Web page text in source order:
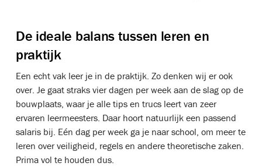
De ideale balans tussen leren en
praktijk
Een echt vak leer je in de praktijk. Zo denken wij er ook
over. Je gaat straks vier dagen per week aan de slag op de
bouwplaats, waar je alle tips en trucs leert van zeer
ervaren leermeesters. Daar hoort natuurlijk een passend
salaris bij. Eén dag per week ga je naar school, om meer te
leren over veiligheid, regels en andere theoretische zaken.
Prima vol te houden dus.